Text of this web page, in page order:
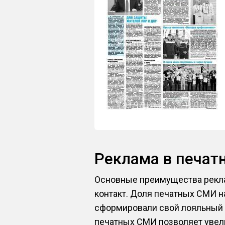
Реклама в
Основные преимущества
контакт. Доля печатных СМИ
сформировали свой лояльный
печатных СМИ позволяет